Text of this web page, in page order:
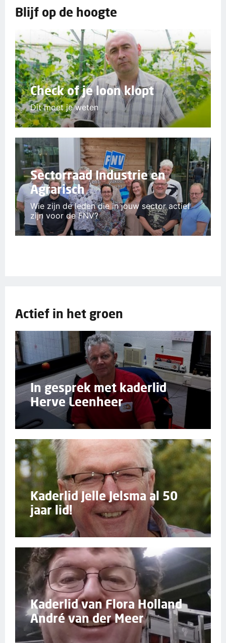
Blijf op de hoogte
Check of je loon klopt
Dit moet je weten
Sectorraad Industrie en
Agrarisch
Wie zijn de leden die in jouw sector actief
zijn voor de FNV?
Actief in het groen
In gesprek met kaderlid
Herve Leenheer
Kaderlid Jelle Jelsma al 50
jaar lid!
Kaderlid van Flora Holland
André van der Meer